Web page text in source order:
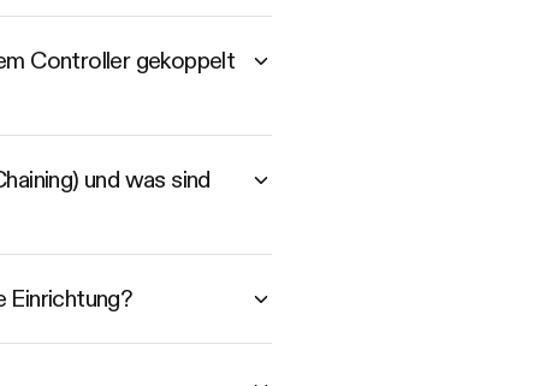
Controller gekoppelt
und was sind
Einrichtung?